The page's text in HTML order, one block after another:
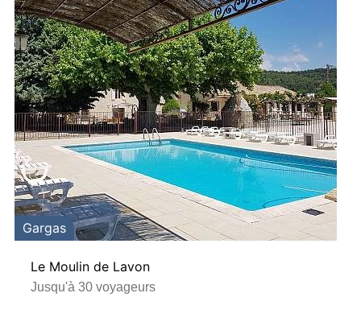
Gargas
Le Moulin de Lavon
Jusqu'à 30 voyageurs